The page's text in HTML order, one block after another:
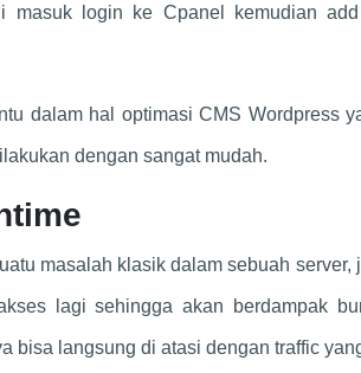
masuk login ke Cpanel kemudian
dalam hal optimasi CMS Wordpress
dengan sangat mudah.
masalah klasik dalam sebuah
lagi sehingga akan berdampak
bisa langsung di atasi dengan traffic